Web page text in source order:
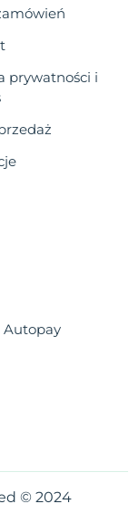
prywatności i
Autopay
© 2024